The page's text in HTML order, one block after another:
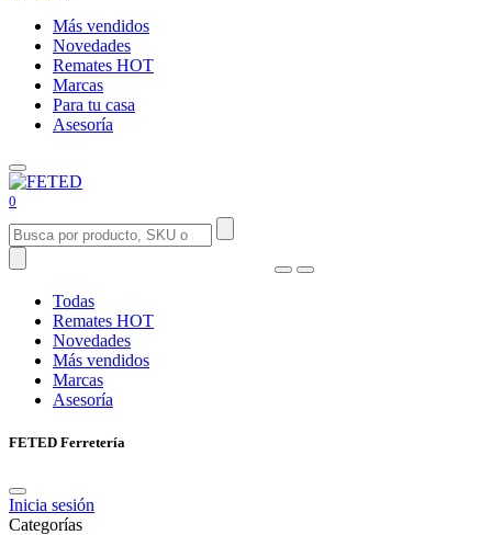
Más vendidos
Novedades
Remates HOT
Marcas
Para tu casa
Asesoría
0
Todas
Remates HOT
Novedades
Más vendidos
Marcas
Asesoría
FETED Ferretería
Inicia sesión
Categorías